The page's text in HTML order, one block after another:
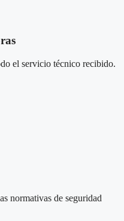
el servicio técnico recibido.
normativas de seguridad